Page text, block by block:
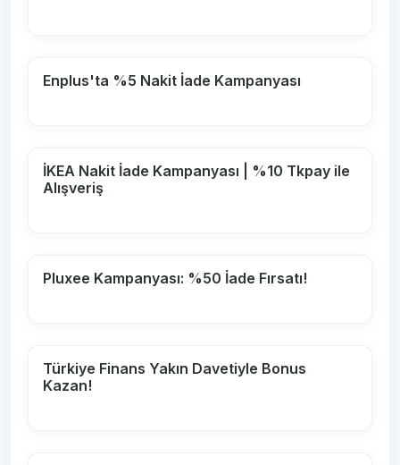
Enplus'ta %5 Nakit İade Kampanyası
İKEA Nakit İade Kampanyası | %10 Tkpay ile
Alışveriş
Pluxee Kampanyası: %50 İade Fırsatı!
Türkiye Finans Yakın Davetiyle Bonus
Kazan!